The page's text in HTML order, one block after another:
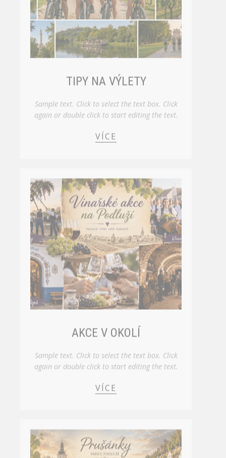
Sample text. Click to select the text box. Click
again or double click to start editing the text.
VÍCE
AKCE V OKOLÍ
Sample text. Click to select the text box. Click
again or double click to start editing the text.
VÍCE